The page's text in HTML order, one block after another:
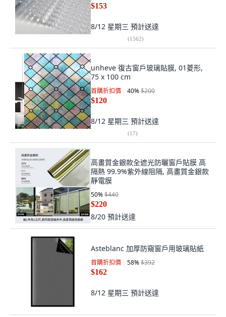
$153
8/12 星期三 預計送達
(1562)
unheve 復古窗戶玻璃貼膜, 01菱形,
75 x 100 cm
首購折扣價 40%$200
$120
8/12 星期三 預計送達
(17)
高畫質金銀款全遮光防曬窗戶貼膜 高
隔熱 99.9%紫外線阻隔, 高畫質金銀款
靜電膜
50%$440
$220
8/20 預計送達
Asteblanc 加厚防窺窗戶用玻璃貼紙
首購折扣價 58%$392
$162
8/12 星期三 預計送達